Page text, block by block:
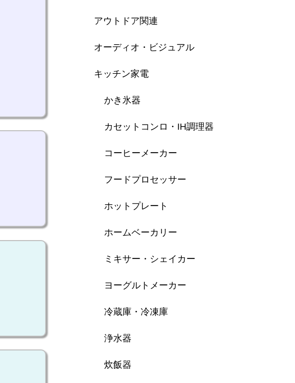
アウトドア関連
オーディオ・ビジュアル
キッチン家電
かき氷器
カセットコンロ・IH調理器
コーヒーメーカー
フードプロセッサー
ホットプレート
ホームベーカリー
ミキサー・シェイカー
ヨーグルトメーカー
冷蔵庫・冷凍庫
浄水器
炊飯器